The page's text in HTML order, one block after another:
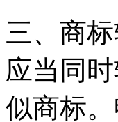
三、商
应当同
似商标